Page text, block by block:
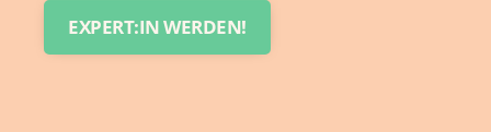
EXPERT:IN WERDEN!